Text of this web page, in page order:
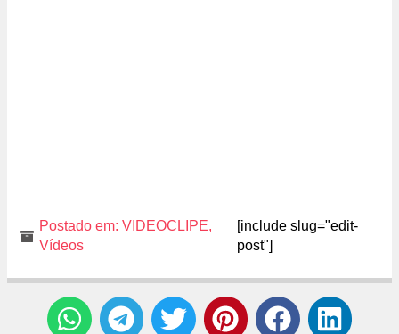
Postado em: VIDEOCLIPE,
Vídeos
[include slug="edit-
post"]